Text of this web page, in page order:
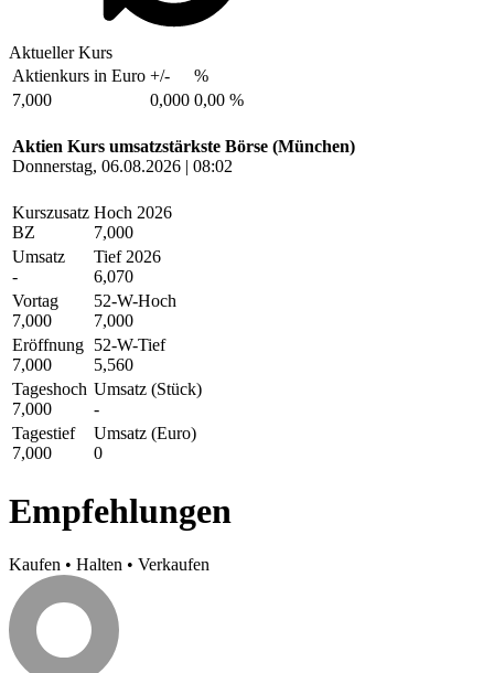
Aktueller Kurs
Aktienkurs in Euro +/-
%
7,000
0,000 0,00 %
Aktien Kurs umsatzstärkste Börse (München)
Donnerstag, 06.08.2026 | 08:02
Kurszusatz
BZ
Hoch 2026
7,000
Umsatz
-
Tief 2026
6,070
Vortag
7,000
52-W-Hoch
7,000
Eröffnung
7,000
52-W-Tief
5,560
Tageshoch
7,000
Umsatz (Stück)
-
Tagestief
7,000
Umsatz (Euro)
0
Empfehlungen
Kaufen • Halten • Verkaufen